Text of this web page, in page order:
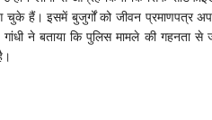
हैं। इसमें बुजुर्गों को जीवन प्रमाणपत्र
ने बताया कि पुलिस मामले की गहनता